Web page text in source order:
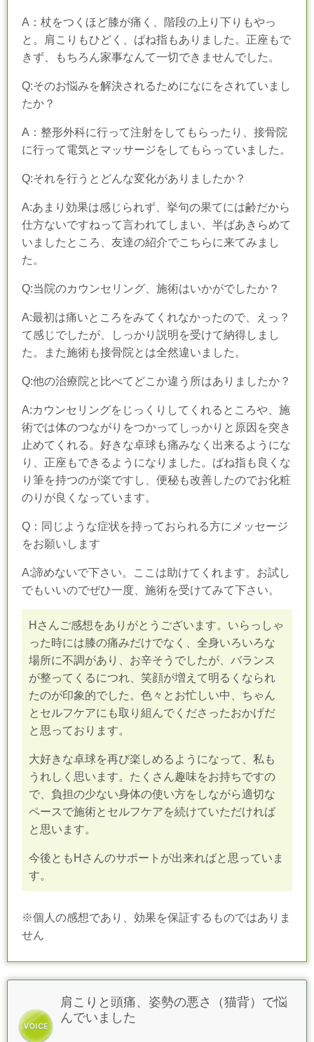
A ：杖をつくほど膝が痛く、階段の上り下りもやっ
と。肩こりもひどく、ばね指もありました。正座もで
きず、もちろん家事なんて一切できませんでした。
Q:そのお悩みを解決されるためになにをされていまし
たか？
A：整形外科に行って注射をしてもらったり、接骨院
に行って電気とマッサージをしてもらっていました。
Q:それを行うとどんな変化がありましたか？
A:あまり効果は感じられず、挙句の果てには齢だから
仕方ないですねって言われてしまい、半ばあきらめて
いましたところ、友達の紹介でこちらに来てみまし
た。
Q:当院のカウンセリング、施術はいかがでしたか？
A:最初は痛いところをみてくれなかったので、えっ？
て感じでしたが、しっかり説明を受けて納得しまし
た。また施術も接骨院とは全然違いました。
Q:他の治療院と比べてどこか違う所はありましたか？
A:カウンセリングをじっくりしてくれるところや、施
術では体のつながりをつかってしっかりと原因を突き
止めてくれる。好きな卓球も痛みなく出来るようにな
り、正座もできるようになりました。ばね指も良くな
り筆を持つのが楽ですし、便秘も改善したのでお化粧
のりが良くなっています。
Q：同じような症状を持っておられる方にメッセージ
をお願いします
A:諦めないで下さい。ここは助けてくれます。お試し
でもいいのでぜひ一度、施術を受けてみて下さい。
Hさんご感想をありがとうございます。いらっしゃ
った時には膝の痛みだけでなく、全身いろいろな
場所に不調があり、お辛そうでしたが、バランス
が整ってくるにつれ、笑顔が増えて明るくなられ
たのが印象的でした。色々とお忙しい中、ちゃん
とセルフケアにも取り組んでくださったおかげだ
と思っております。
大好きな卓球を再び楽しめるようになって、私も
うれしく思います。たくさん趣味をお持ちですの
で、負担の少ない身体の使い方をしながら適切な
ペースで施術とセルフケアを続けていただければ
と思います。
今後ともHさんのサポートが出来ればと思っていま
す。
※個人の感想であり、効果を保証するものではありま
せん
肩こりと頭痛、姿勢の悪さ（猫背）で悩
んでいました